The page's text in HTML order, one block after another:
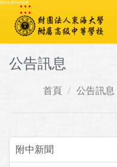
跳到主要內容區塊
:::
公告訊息
首頁 公告訊息
附中新聞